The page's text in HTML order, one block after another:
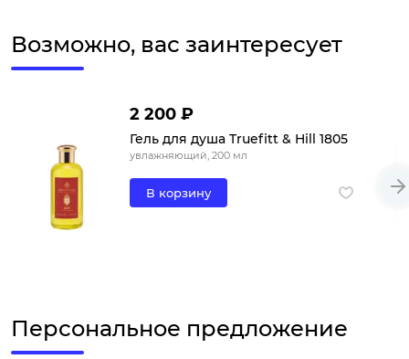
Возможно, вас заинтересует
2 200 ₽
Гель для душа Truefitt & Hill 1805
увлажняющий, 200 мл
В корзину
Персональное предложение